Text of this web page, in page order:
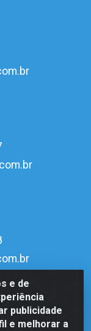
e de
publicidade
e melhorar a
1815 -
600 - CNPJ